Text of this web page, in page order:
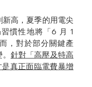
高，夏季的用電尖
慣性地將「6 月 1
，對於部分關鍵產
針對「高壓及特高
真正面臨電費暴增